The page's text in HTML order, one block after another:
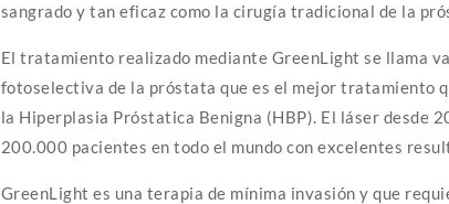
sangrado y tan eficaz como la cirugía tradicional de la
El tratamiento realizado mediante GreenLight se llama
fotoselectiva de la próstata que es el mejor tratamiento
la Hiperplasia Próstatica Benigna (HBP). El láser desde
200.000 pacientes en todo el mundo con excelentes
GreenLight es una terapia de mínima invasión y que